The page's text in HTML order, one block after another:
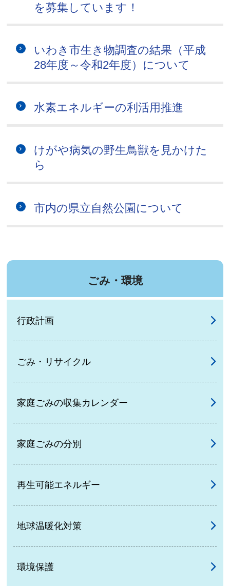
を募集しています！
いわき市生き物調査の結果（平成
28年度～令和2年度）について
水素エネルギーの利活用推進
けがや病気の野生鳥獣を見かけた
ら
市内の県立自然公園について
ごみ・環境
行政計画
ごみ・リサイクル
家庭ごみの収集カレンダー
家庭ごみの分別
再生可能エネルギー
地球温暖化対策
環境保護